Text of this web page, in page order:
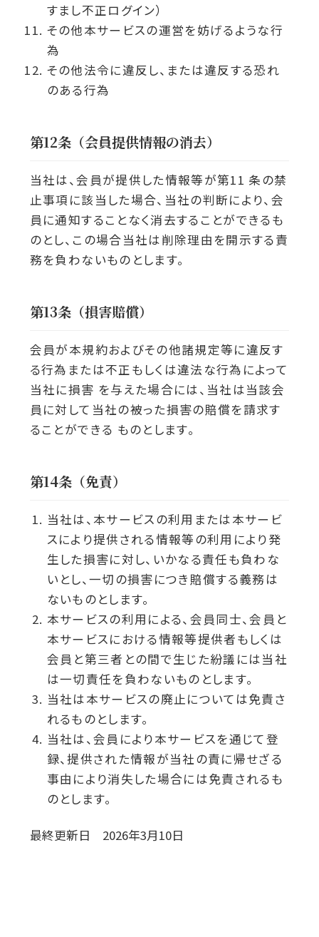
すまし不正ログイン）
その他本サービスの運営を妨げるような行
為
その他法令に違反し、または違反する恐れ
のある行為
第12条（会員提供情報の消去）
当社は、会員が提供した情報等が第11 条の禁
止事項に該当した場合、当社の判断により、会
員に通知することなく消去することができるも
のとし、この場合当社は削除理由を開示する責
務を負わないものとします。
第13条（損害賠償）
会員が本規約およびその他諸規定等に違反す
る行為または不正もしくは違法な行為によって
当社に損害 を与えた場合には、当社は当該会
員に対して当社の被った損害の賠償を請求す
ることができる ものとします。
第14条（免責）
当社は、本サービスの利用または本サービ
スにより提供される情報等の利用により発
生した損害に対し、いかなる責任も負わな
いとし、一切の損害につき賠償する義務は
ないものとします。
本サービスの利用による、会員同士、会員と
本サービスにおける情報等提供者もしくは
会員と第三者との間で生じた紛議には当社
は一切責任を負わないものとします。
当社は本サービスの廃止については免責さ
れるものとします。
当社は、会員により本サービスを通じて登
録、提供された情報が当社の責に帰せざる
事由により消失した場合には免責されるも
のとします。
最終更新日 2026年3月10日